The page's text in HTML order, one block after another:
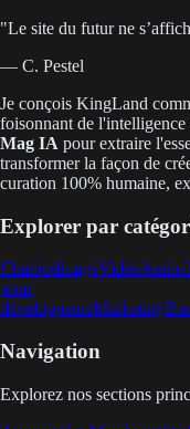
"Le site du futur ne
— C. Pestel
Je conçois KingLand
foisonnant de
Mag IA pour extraire
transformer la façon de
curation 100% humaine,
Explorer par
ChatbotImageVidéoAudio
pour
développeursMarketing
Navigation
Explorez nos sections